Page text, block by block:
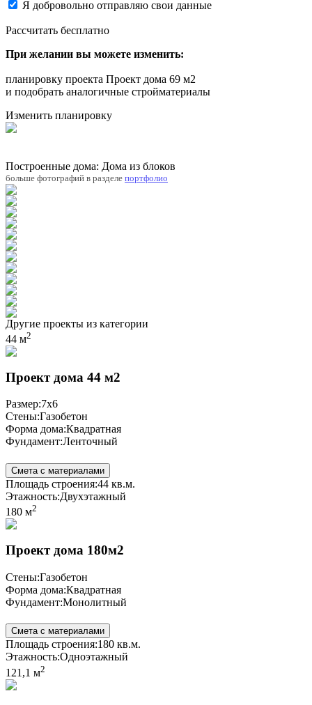
Я добровольно отправляю свои данные
Рассчитать бесплатно
При желании вы можете изменить:
планировку проекта Проект дома 69 м2
и подобрать аналогичные стройматериалы
Изменить планировку
Построенные дома: Дома из блоков
больше фотографий в разделе портфолио
Другие проекты из категории
44 м2
Проект дома 44 м2
Размер:7x6
Стены:Газобетон
Форма дома:Квадратная
Фундамент:Ленточный
Смета с материалами
Площадь строения:44 кв.м.
Этажность:Двухэтажный
180 м2
Проект дома 180м2
Стены:Газобетон
Форма дома:Квадратная
Фундамент:Монолитный
Смета с материалами
Площадь строения:180 кв.м.
Этажность:Одноэтажный
121,1 м2